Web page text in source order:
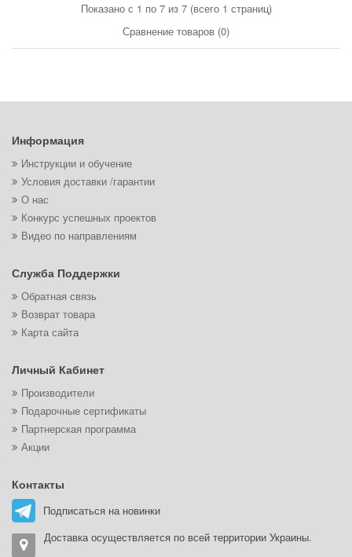
Показано с 1 по 7 из 7 (всего 1 страниц)
Сравнение товаров (0)
Информация
Инструкции и обучение
Условия доставки /гарантии
О нас
Конкурс успешных проектов
Видео по направлениям
Служба Поддержки
Обратная связь
Возврат товара
Карта сайта
Личный Кабинет
Производители
Подарочные сертификаты
Партнерская программа
Акции
Контакты
Подписаться на новинки
Доставка осуществляется по всей территории Украины.